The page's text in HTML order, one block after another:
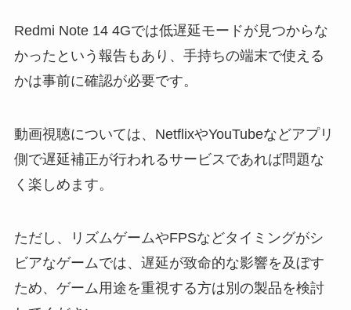
Redmi Note 14 4Gでは低遅延モードが見つからな
かったという報告もあり、手持ちの端末で使える
かは事前に確認が必要です。
動画視聴については、NetflixやYouTubeなどアプリ
側で遅延補正が行われるサービスであれば問題な
く楽しめます。
ただし、リズムゲームやFPSなどタイミングがシ
ビアなゲームでは、遅延が致命的な影響を及ぼす
ため、ゲーム用途を重視する方は別の製品を検討